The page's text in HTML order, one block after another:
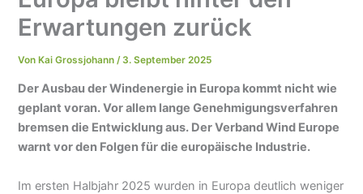
Erwartungen zurück
VonKai Grossjohann/ 3. September 2025
Der Ausbau der Windenergie in Europa kommt nicht wie
geplant voran. Vor allem lange Genehmigungsverfahren
bremsen die Entwicklung aus. Der Verband Wind Europe
warnt vor den Folgen für die europäische Industrie.
Im ersten Halbjahr 2025 wurden in Europa deutlich weniger